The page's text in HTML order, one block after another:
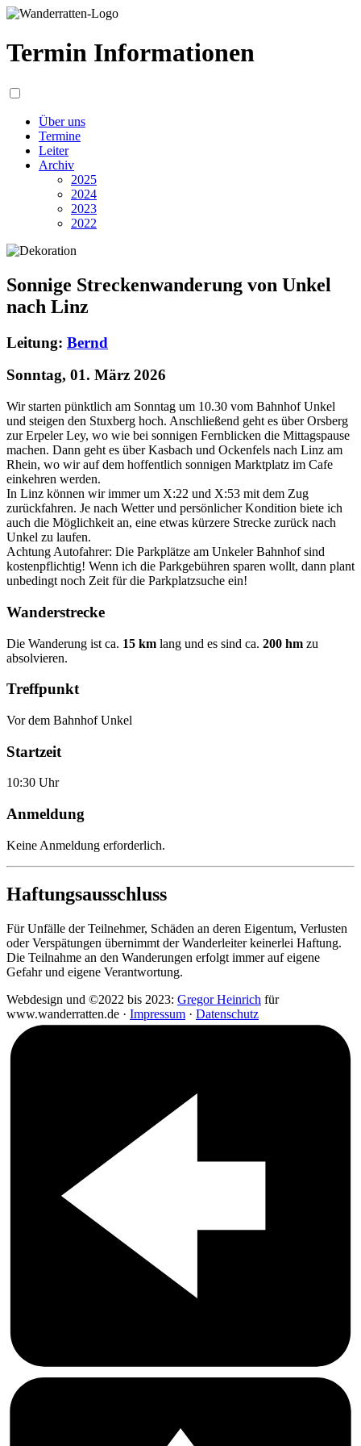
Termin Informationen
Über uns
Termine
Leiter
Archiv
2025
2024
2023
2022
Sonnige Streckenwanderung von Unkel
nach Linz
Leitung: Bernd
Sonntag, 01. März 2026
Wir starten pünktlich am Sonntag um 10.30 vom Bahnhof Unkel
und steigen den Stuxberg hoch. Anschließend geht es über Orsberg
zur Erpeler Ley, wo wie bei sonnigen Fernblicken die Mittagspause
machen. Dann geht es über Kasbach und Ockenfels nach Linz am
Rhein, wo wir auf dem hoffentlich sonnigen Marktplatz im Cafe
einkehren werden.
In Linz können wir immer um X:22 und X:53 mit dem Zug
zurückfahren. Je nach Wetter und persönlicher Kondition biete ich
auch die Möglichkeit an, eine etwas kürzere Strecke zurück nach
Unkel zu laufen.
Achtung Autofahrer: Die Parkplätze am Unkeler Bahnhof sind
kostenpflichtig! Wenn ich die Parkgebühren sparen wollt, dann plant
unbedingt noch Zeit für die Parkplatzsuche ein!
Wanderstrecke
Die Wanderung ist ca. 15 km lang und es sind ca. 200 hm zu
absolvieren.
Treffpunkt
Vor dem Bahnhof Unkel
Startzeit
10:30 Uhr
Anmeldung
Keine Anmeldung erforderlich.
Haftungsausschluss
Für Unfälle der Teilnehmer, Schäden an deren Eigentum, Verlusten
oder Verspätungen übernimmt der Wanderleiter keinerlei Haftung.
Die Teilnahme an den Wanderungen erfolgt immer auf eigene
Gefahr und eigene Verantwortung.
Webdesign und ©2022 bis 2023: Gregor Heinrich für
www.wanderratten.de · Impressum · Datenschutz